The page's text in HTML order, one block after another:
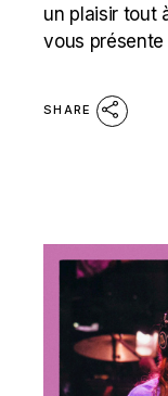
un plaisir tout
vous présente
SHARE